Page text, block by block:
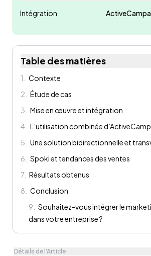
Intégration
Table des matières
1
Contexte
2
Étude de cas
3
Mise en œuvre et intégration
4
L’utilisation combinée
5
Une solution bidirectionnelle et
6
Spoki et tendances des ventes
7 Résultats obtenus
8
Conclusion
9
Souhaitez-vous intégrer le
dans votre entreprise ?
Détails de l'Article